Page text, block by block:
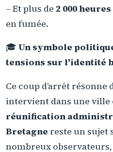
– Et plus de 2 000
en fumée.
🎓 Un symbole
tensions sur l'identité
Ce coup d’arrêt résonne
intervient dans une ville
réunification
Bretagne reste un sujet
nombreux